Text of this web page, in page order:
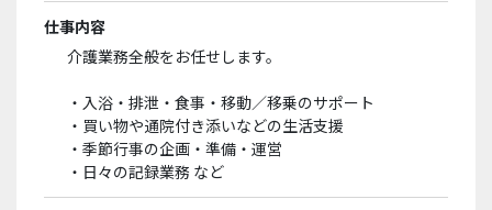
仕事内容
介護業務全般をお任せします。
・入浴・排泄・食事・移動／移乗のサポート
・買い物や通院付き添いなどの生活支援
・季節行事の企画・準備・運営
・日々の記録業務 など